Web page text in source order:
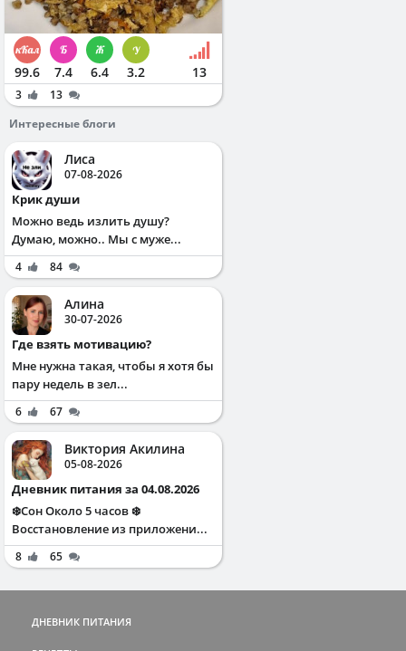
99.6 7.4 6.4 3.2 13
3
13
Интересные блоги
Лиса
07-08-2026
Крик души
Можно ведь излить душу?
Думаю, можно.. Мы с муже...
4 84
Алина
30-07-2026
Где взять мотивацию?
Мне нужна такая, чтобы я хотя бы
пару недель в зел...
6 67
Виктория Акилина
05-08-2026
Дневник питания за 04.08.2026
❄️Сон Около 5 часов ❄️
Восстановление из приложени...
8 65
ДНЕВНИК ПИТАНИЯ